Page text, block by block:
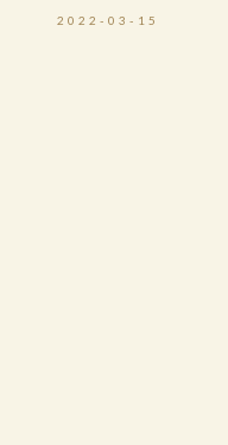
2022-03-15